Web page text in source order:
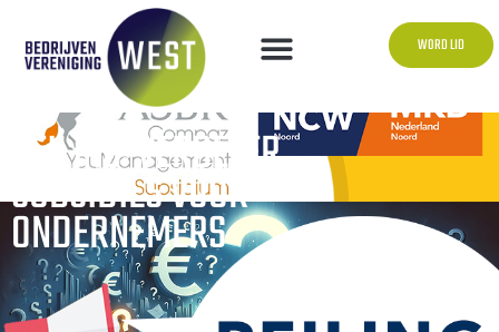
WORD LID
PEILING: VERBETER
SUBSIDIES VOOR
ONDERNEMERS